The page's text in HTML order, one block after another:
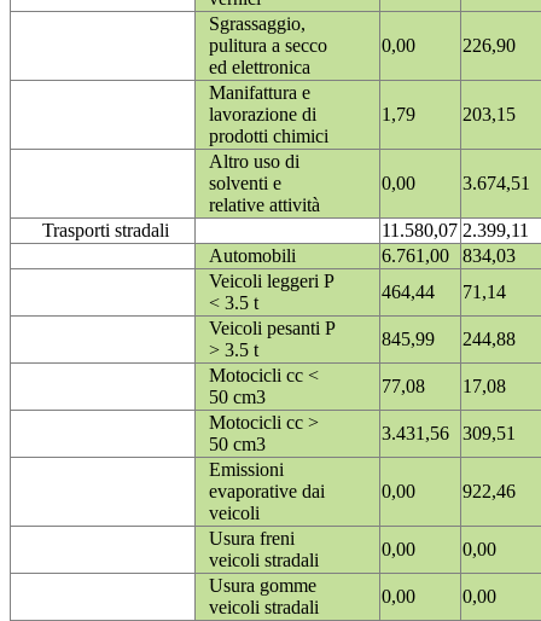
Sgrassaggio,
pulitura a secco
ed elettronica
0,00 226,90
Manifattura e
lavorazione di
prodotti chimici
1,79 203,15
Altro uso di
solventi e
relative attività
0,00 3.674,51
Trasporti stradali 11.580,07 2.399,11
Automobili
6.761,00
834,03
Veicoli leggeri P
< 3.5 t
464,44
71,14
Veicoli pesanti P
> 3.5 t
845,99
244,88
Motocicli cc <
50 cm3
77,08
17,08
Motocicli cc >
50 cm3
3.431,56
309,51
Emissioni
evaporative dai
veicoli
0,00 922,46
Usura freni
veicoli stradali
0,00
0,00
Usura gomme
veicoli stradali
0,00
0,00